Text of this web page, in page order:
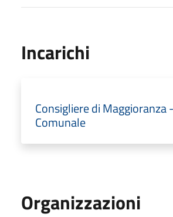
Incarichi
Consigliere di Maggioranza
Comunale
Organizzazioni